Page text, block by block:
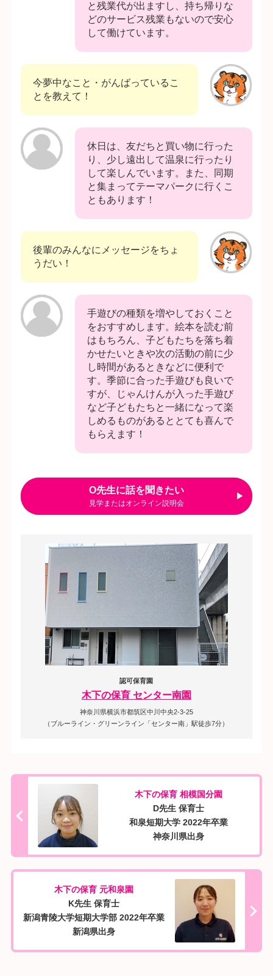
と残業代が出ますし、持ち帰りな
どのサービス残業もないので安心
して働けています。
今夢中なこと・がんばっているこ
とを教えて！
休日は、友だちと買い物に行った
り、少し遠出して温泉に行ったり
して楽しんでいます。また、同期
と集まってテーマパークに行くこ
ともあります！
後輩のみんなにメッセージをちょ
うだい！
手遊びの種類を増やしておくこと
をおすすめします。絵本を読む前
はもちろん、子どもたちを落ち着
かせたいときや次の活動の前に少
し時間があるときなどに便利で
す。季節に合った手遊びも良いで
すが、じゃんけんが入った手遊び
など子どもたちと一緒になって楽
しめるものがあるととても喜んで
もらえます！
O先生に話を聞きたい
見学またはオンライン説明会
認可保育園
木下の保育 センター南園
神奈川県横浜市都筑区中川中央2-3-25
（ブルーライン・グリーンライン「センター南」駅徒歩7分）
木下の保育 相模国分園
D先生 保育士
和泉短期大学 2022年卒業
神奈川県出身
木下の保育 元和泉園
K先生 保育士
新潟青陵大学短期大学部 2022年卒業
新潟県出身